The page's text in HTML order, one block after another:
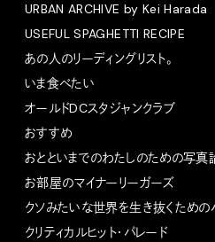
URBAN ARCHIVE by Kei Harada
USEFUL SPAGHETTI RECIPE
あの人のリーディングリスト。
いま食べたい
オールドDCスタジャンクラブ
おすすめ
おとといまでのわたしのための写真
お部屋のマイナーリーガーズ
クソみたいな世界を生き抜くため
クリティカルヒット・パレード